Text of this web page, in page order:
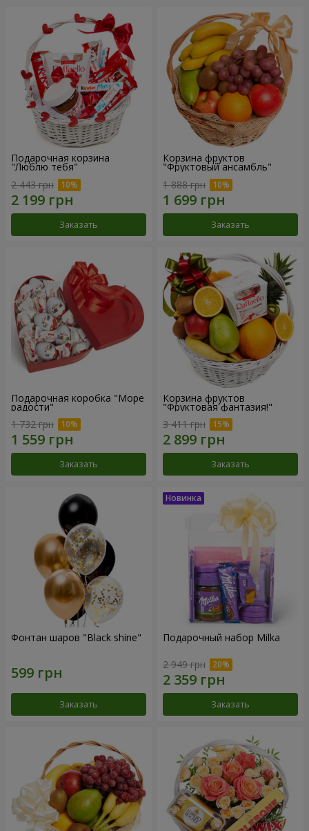
Подарочная корзина
"Люблю тебя"
2 443 грн
Заказать
Корзина фруктов
"Фруктовый ансамбль"
1 888 грн
Заказать
Подарочная коробка "Море
радости"
1 732 грн
Заказать
Корзина фруктов
"Фруктовая фантазия!"
3 411 грн
Заказать
Фонтан шаров "Black shine"
Заказать
Подарочный набор Milka
2 949 грн
Заказать